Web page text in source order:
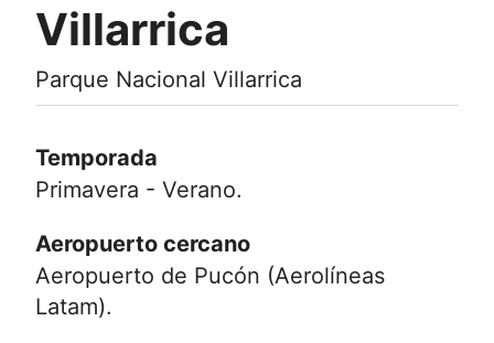
Villarrica
Parque Nacional Villarrica
Temporada
Primavera - Verano.
Aeropuerto cercano
Aeropuerto de Pucón (Aerolíneas
Latam).